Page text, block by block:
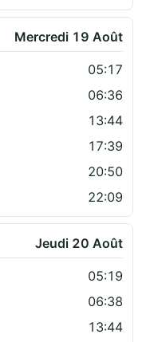
Mercredi 19 Août
05:17
06:36
13:44
17:39
20:50
22:09
Jeudi 20 Août
05:19
06:38
13:44